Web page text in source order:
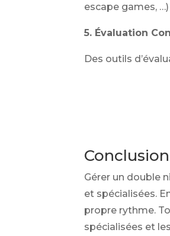
escape games,
5. Évaluation
Des outils
Conclusion
Gérer un double
et spécialisées.
propre rythme.
spécialisées et